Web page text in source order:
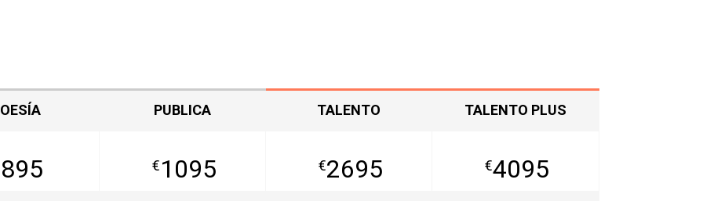
PUBLICA TALENTO TALENTO PLUS
895 €1095 €2695 €4095